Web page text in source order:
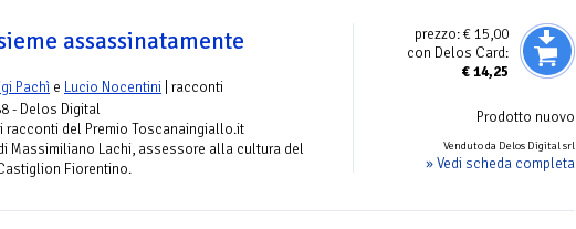
prezzo:€ 15,00
con Delos Card:
€14,25
Prodotto nuovo
Venduto da Delos Digital srl
» Vedi scheda completa
assassinatamente
Pachì e Lucio Nocentini | racconti
- Delos Digital
racconti del Premio Toscanaingiallo.it
Massimiliano Lachi, assessore alla cultura del
Fiorentino.